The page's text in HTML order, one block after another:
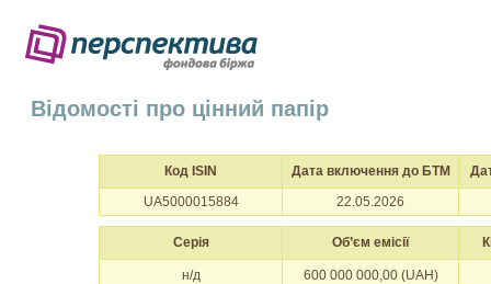
Відомості про цінний папір
Код ISIN Дата включення до БТМ
UA5000015884
22.05.2026
Серія Об’єм емісії
н/д 600 000 000,00 (UAH)